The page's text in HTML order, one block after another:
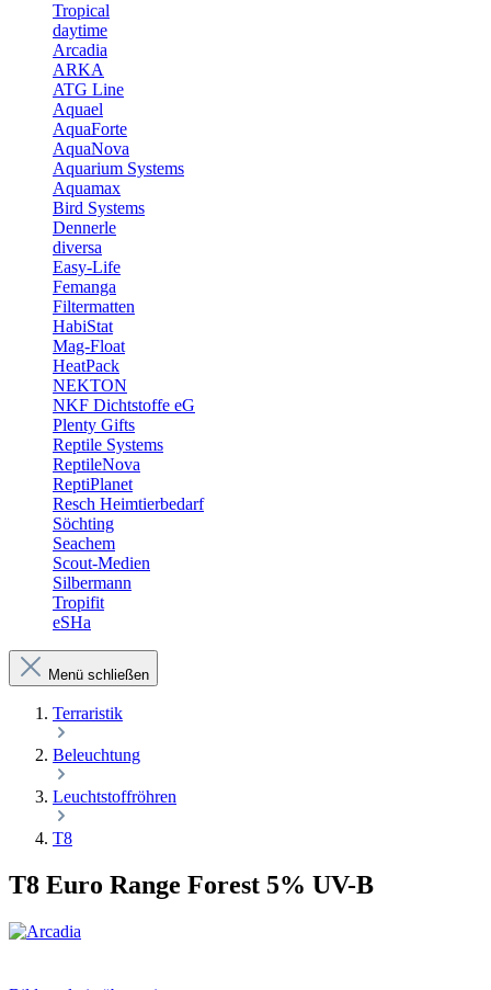
Tropical
daytime
Arcadia
ARKA
ATG Line
Aquael
AquaForte
AquaNova
Aquarium Systems
Aquamax
Bird Systems
Dennerle
diversa
Easy-Life
Femanga
Filtermatten
HabiStat
Mag-Float
HeatPack
NEKTON
NKF Dichtstoffe eG
Plenty Gifts
Reptile Systems
ReptileNova
ReptiPlanet
Resch Heimtierbedarf
Söchting
Seachem
Scout-Medien
Silbermann
Tropifit
eSHa
Menü schließen
Terraristik
Beleuchtung
Leuchtstoffröhren
T8
T8 Euro Range Forest 5% UV-B